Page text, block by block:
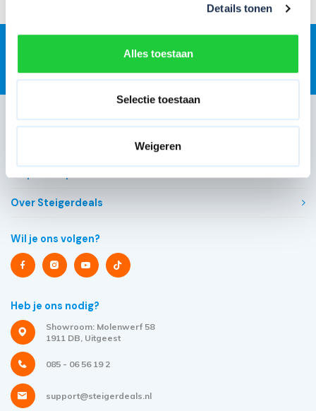
Details tonen
Alles toestaan
Selectie toestaan
Weigeren
Gratisjaarlijkse rolsteigerkeuring
Klantenservice
Snel regelen in je account
Over Steigerdeals
Wil je ons volgen?
Heb je ons nodig?
Showroom: Molenwerf 58
1911 DB, Uitgeest
085 - 06 56 19 2
support@steigerdeals.nl